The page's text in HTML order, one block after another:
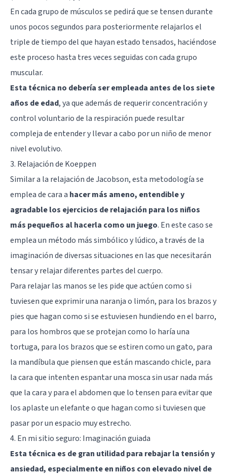
En cada grupo de músculos se pedirá que se tensen durante
unos pocos segundos para posteriormente relajarlos el
triple de tiempo del que hayan estado tensados, haciéndose
este proceso hasta tres veces seguidas con cada grupo
muscular.
Esta técnica no debería ser empleada antes de los siete
años de edad, ya que además de requerir concentración y
control voluntario de la respiración puede resultar
compleja de entender y llevar a cabo por un niño de menor
nivel evolutivo.
3. Relajación de Koeppen
Similar a la relajación de Jacobson, esta metodología se
emplea de cara a hacer más ameno, entendible y
agradable los ejercicios de relajación para los niños
más pequeños al hacerla como un juego. En este caso se
emplea un método más simbólico y lúdico, a través de la
imaginación de diversas situaciones en las que necesitarán
tensar y relajar diferentes partes del cuerpo.
Para relajar las manos se les pide que actúen como si
tuviesen que exprimir una naranja o limón, para los brazos y
pies que hagan como si se estuviesen hundiendo en el barro,
para los hombros que se protejan como lo haría una
tortuga, para los brazos que se estiren como un gato, para
la mandíbula que piensen que están mascando chicle, para
la cara que intenten espantar una mosca sin usar nada más
que la cara y para el abdomen que lo tensen para evitar que
los aplaste un elefante o que hagan como si tuviesen que
pasar por un espacio muy estrecho.
4. En mi sitio seguro: Imaginación guiada
Esta técnica es de gran utilidad para rebajar la tensión y
ansiedad, especialmente en niños con elevado nivel de